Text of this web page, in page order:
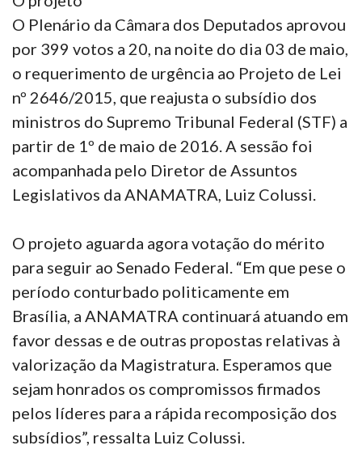
O Plenário da Câmara dos Deputados aprovou
por 399 votos a 20, na noite do dia 03 de maio,
o requerimento de urgência ao Projeto de Lei
nº 2646/2015, que reajusta o subsídio dos
ministros do Supremo Tribunal Federal (STF) a
partir de 1º de maio de 2016. A sessão foi
acompanhada pelo Diretor de Assuntos
Legislativos da ANAMATRA, Luiz Colussi.
O projeto aguarda agora votação do mérito
para seguir ao Senado Federal. “Em que pese o
período conturbado politicamente em
Brasília, a ANAMATRA continuará atuando em
favor dessas e de outras propostas relativas à
valorização da Magistratura. Esperamos que
sejam honrados os compromissos firmados
pelos líderes para a rápida recomposição dos
subsídios”, ressalta Luiz Colussi.